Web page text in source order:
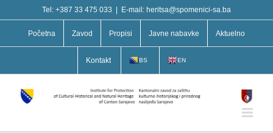
to
Tel: +387 33 475 033 E-mail: heritsa@spomenici-sa.ba
Početna Zavod Propisi Javne nabavke Aktuelno
Kontakt BS EN